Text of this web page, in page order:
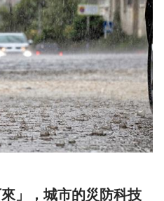
」，城市的災防科技